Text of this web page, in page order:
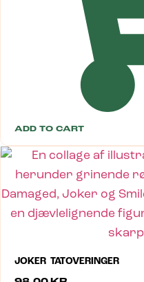
ADD TO CART
JOKER TATOVERINGER